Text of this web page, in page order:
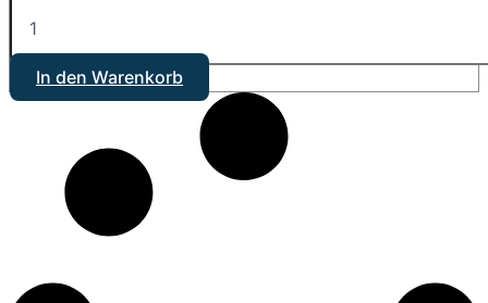
In den Warenkorb